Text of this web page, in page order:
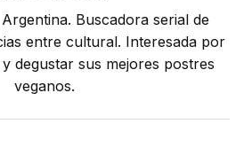
Buscadora serial de
entre cultural. Interesada por
degustar sus mejores postres
veganos.